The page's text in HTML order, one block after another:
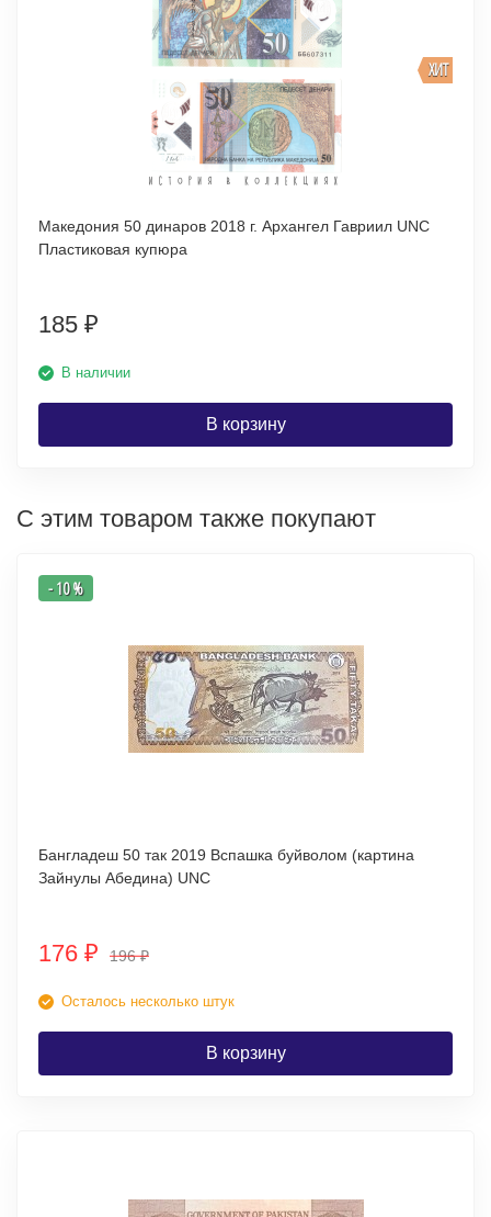
ХИТ
Македония 50 динаров 2018 г. Архангел Гавриил UNC
Пластиковая купюра
185 ₽
В наличии
В корзину
С этим товаром также покупают
- 10 %
Бангладеш 50 так 2019 Вспашка буйволом (картина
Зайнулы Абедина) UNC
176 ₽ 196₽
Осталось несколько штук
В корзину